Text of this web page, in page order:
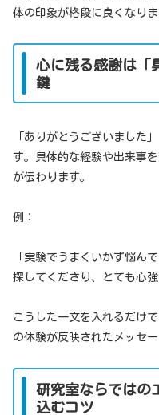
体の印象が格段に良くなりま
心に残る感謝は「
鍵
「ありがとうございました
す。具体的な経験や出来事
が伝わります。
例：
「実験でうまくいかず悩ん
探してくださり、とても心強
こうした一文を入れるだけ
の体験が反映されたメッセー
研究室ならではの
込むコツ